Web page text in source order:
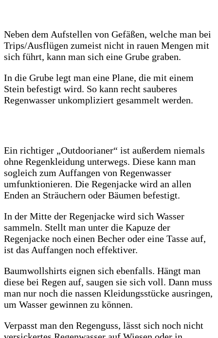
Neben dem Aufstellen von Gefäßen, welche man bei
Trips/Ausflügen zumeist nicht in rauen Mengen mit
sich führt, kann man sich eine Grube graben.
In die Grube legt man eine Plane, die mit einem
Stein befestigt wird. So kann recht sauberes
Regenwasser unkompliziert gesammelt werden.
Ein richtiger „Outdoorianer“ ist außerdem niemals
ohne Regenkleidung unterwegs. Diese kann man
sogleich zum Auffangen von Regenwasser
umfunktionieren. Die Regenjacke wird an allen
Enden an Sträuchern oder Bäumen befestigt.
In der Mitte der Regenjacke wird sich Wasser
sammeln. Stellt man unter die Kapuze der
Regenjacke noch einen Becher oder eine Tasse auf,
ist das Auffangen noch effektiver.
Baumwollshirts eignen sich ebenfalls. Hängt man
diese bei Regen auf, saugen sie sich voll. Dann muss
man nur noch die nassen Kleidungsstücke ausringen,
um Wasser gewinnen zu können.
Verpasst man den Regenguss, lässt sich noch nicht